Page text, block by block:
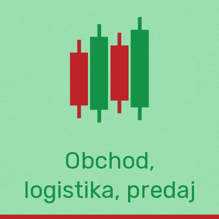
Obchod,
logistika, predaj